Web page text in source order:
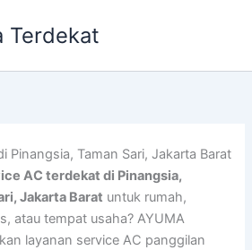
Terdekat
Pinangsia, Taman Sari, Jakarta Barat
AC terdekat di Pinangsia,
Jakarta Barat untuk rumah,
atau tempat usaha? AYUMA
layanan service AC panggilan